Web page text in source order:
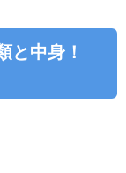
と中身！